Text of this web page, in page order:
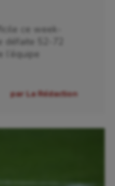
ce week-
52-72
par La Rédaction